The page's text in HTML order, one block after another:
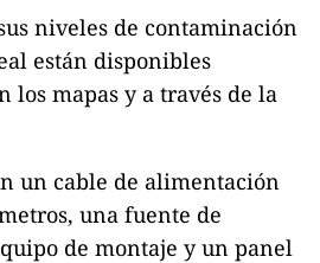
niveles de contaminación
están disponibles
los mapas y a través de la
un cable de alimentación
una fuente de
de montaje y un panel